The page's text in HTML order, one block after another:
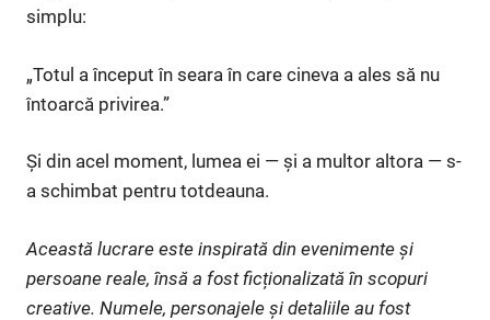
simplu:
„Totul a început în seara în care cineva a ales să nu
întoarcă privirea.”
Și din acel moment, lumea ei — și a multor altora — s-
a schimbat pentru totdeauna.
Această lucrare este inspirată din evenimente și
persoane reale, însă a fost ficționalizată în scopuri
creative. Numele, personajele și detaliile au fost